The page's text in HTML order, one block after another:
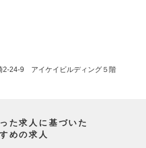
24-9 アイケイビルディング５階
た求人に基づいた
めの求人